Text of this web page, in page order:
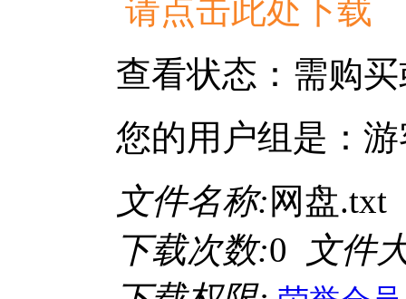
请点击此处下载
查看状态：需购
您的用户组是：
文件名称: 网盘.txt
下载次数:0
文件